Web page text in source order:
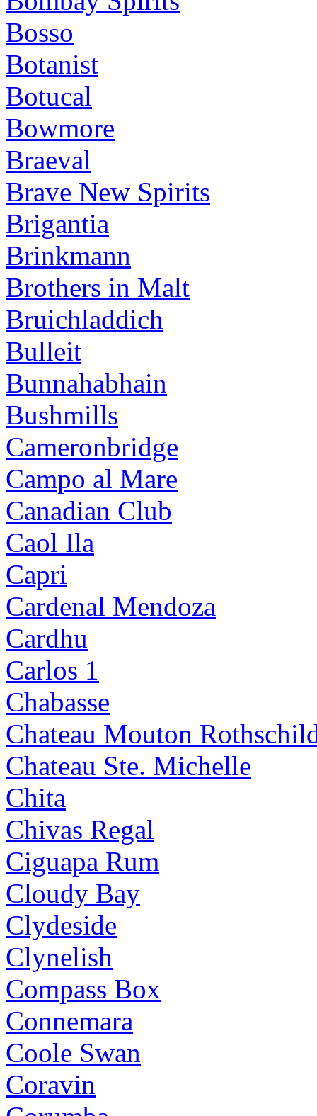
Bosso
Botanist
Botucal
Bowmore
Braeval
Brave New Spirits
Brigantia
Brinkmann
Brothers in Malt
Bruichladdich
Bulleit
Bunnahabhain
Bushmills
Cameronbridge
Campo al Mare
Canadian Club
Caol Ila
Capri
Cardenal Mendoza
Cardhu
Carlos 1
Chabasse
Chateau Mouton
Chateau Ste. Michelle
Chita
Chivas Regal
Ciguapa Rum
Cloudy Bay
Clydeside
Clynelish
Compass Box
Connemara
Coole Swan
Coravin